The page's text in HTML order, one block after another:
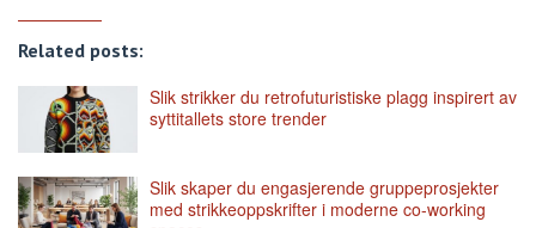
Related posts:
Slik strikker du retrofuturistiske plagg inspirert av
syttitallets store trender
Slik skaper du engasjerende gruppeprosjekter
med strikkeoppskrifter i moderne co-working